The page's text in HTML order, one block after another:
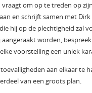
om op te treden op
en schrijft samen met
hij op de plechtigheid zal
aangeraakt worden,
voorstelling een uniek
aan elkaar te
van een groots plan.